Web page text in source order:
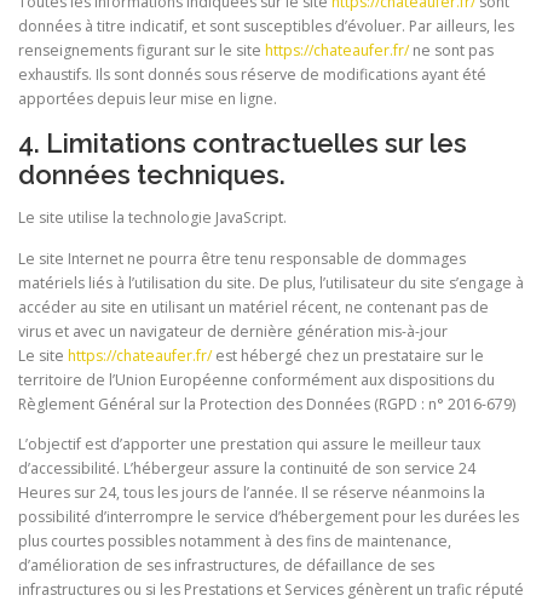
données à titre indicatif, et sont susceptibles d’évoluer. Par ailleurs, les
renseignements figurant sur le site https://chateaufer.fr/ne sont pas
exhaustifs. Ils sont donnés sous réserve de modifications ayant été
apportées depuis leur mise en ligne.
4. Limitations contractuelles sur les
données techniques.
Le site utilise la technologie JavaScript.
Le site Internet ne pourra être tenu responsable de dommages
matériels liés à l’utilisation du site. De plus, l’utilisateur du site s’engage à
accéder au site en utilisant un matériel récent, ne contenant pas de
virus et avec un navigateur de dernière génération mis-à-jour
Le site https://chateaufer.fr/est hébergé chez un prestataire sur le
territoire de l’Union Européenne conformément aux dispositions du
Règlement Général sur la Protection des Données (RGPD : n° 2016-679)
L’objectif est d’apporter une prestation qui assure le meilleur taux
d’accessibilité. L’hébergeur assure la continuité de son service 24
Heures sur 24, tous les jours de l’année. Il se réserve néanmoins la
possibilité d’interrompre le service d’hébergement pour les durées les
plus courtes possibles notamment à des fins de maintenance,
d’amélioration de ses infrastructures, de défaillance de ses
infrastructures ou si les Prestations et Services génèrent un trafic réputé